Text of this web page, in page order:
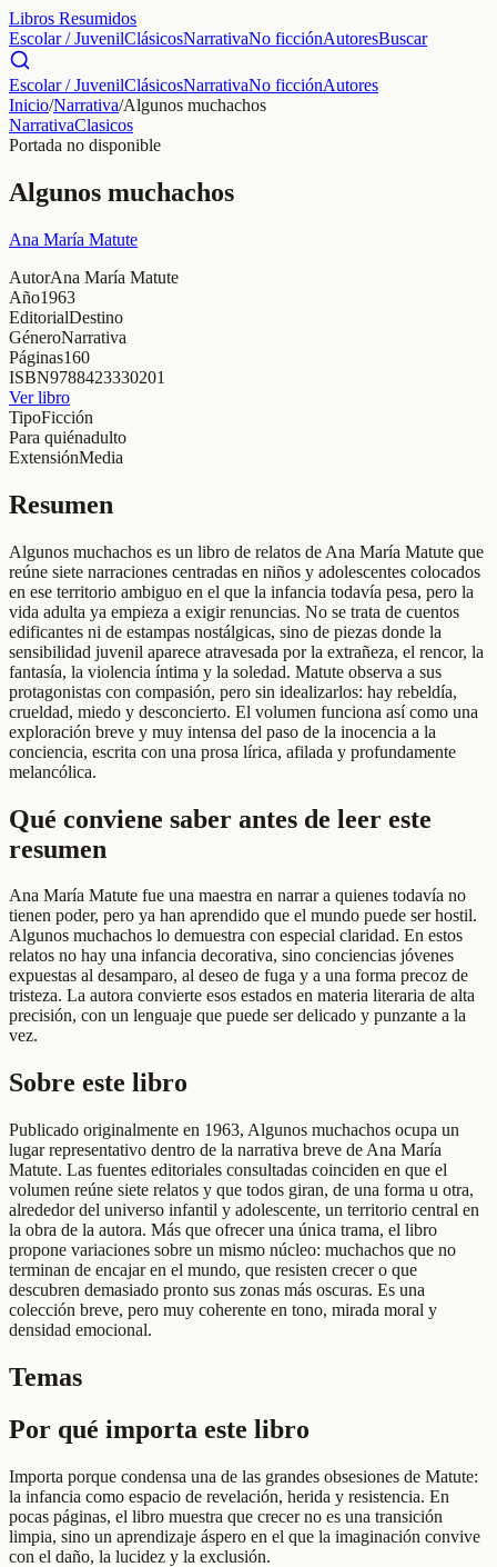
Libros Resumidos
Escolar / JuvenilClásicosNarrativaNo ficciónAutoresBuscar
Escolar / JuvenilClásicosNarrativaNo ficciónAutores
Inicio/Narrativa/Algunos muchachos
NarrativaClasicos
Portada no disponible
Algunos muchachos
Ana María Matute
AutorAna María Matute
Año1963
EditorialDestino
GéneroNarrativa
Páginas160
ISBN9788423330201
Ver libro
TipoFicción
Para quiénadulto
ExtensiónMedia
Resumen
Algunos muchachos es un libro de relatos de Ana María Matute que
reúne siete narraciones centradas en niños y adolescentes colocados
en ese territorio ambiguo en el que la infancia todavía pesa, pero la
vida adulta ya empieza a exigir renuncias. No se trata de cuentos
edificantes ni de estampas nostálgicas, sino de piezas donde la
sensibilidad juvenil aparece atravesada por la extrañeza, el rencor, la
fantasía, la violencia íntima y la soledad. Matute observa a sus
protagonistas con compasión, pero sin idealizarlos: hay rebeldía,
crueldad, miedo y desconcierto. El volumen funciona así como una
exploración breve y muy intensa del paso de la inocencia a la
conciencia, escrita con una prosa lírica, afilada y profundamente
melancólica.
Qué conviene saber antes de leer este
resumen
Ana María Matute fue una maestra en narrar a quienes todavía no
tienen poder, pero ya han aprendido que el mundo puede ser hostil.
Algunos muchachos lo demuestra con especial claridad. En estos
relatos no hay una infancia decorativa, sino conciencias jóvenes
expuestas al desamparo, al deseo de fuga y a una forma precoz de
tristeza. La autora convierte esos estados en materia literaria de alta
precisión, con un lenguaje que puede ser delicado y punzante a la
vez.
Sobre este libro
Publicado originalmente en 1963, Algunos muchachos ocupa un
lugar representativo dentro de la narrativa breve de Ana María
Matute. Las fuentes editoriales consultadas coinciden en que el
volumen reúne siete relatos y que todos giran, de una forma u otra,
alrededor del universo infantil y adolescente, un territorio central en
la obra de la autora. Más que ofrecer una única trama, el libro
propone variaciones sobre un mismo núcleo: muchachos que no
terminan de encajar en el mundo, que resisten crecer o que
descubren demasiado pronto sus zonas más oscuras. Es una
colección breve, pero muy coherente en tono, mirada moral y
densidad emocional.
Temas
Por qué importa este libro
Importa porque condensa una de las grandes obsesiones de Matute:
la infancia como espacio de revelación, herida y resistencia. En
pocas páginas, el libro muestra que crecer no es una transición
limpia, sino un aprendizaje áspero en el que la imaginación convive
con el daño, la lucidez y la exclusión.